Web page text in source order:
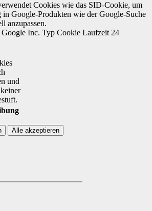
Cookies wie das SID-Cookie, um
in Google-Produkten wie der Google-Suche
anzupassen.
Google Inc. Typ Cookie Laufzeit 24
und
Alle akzeptieren